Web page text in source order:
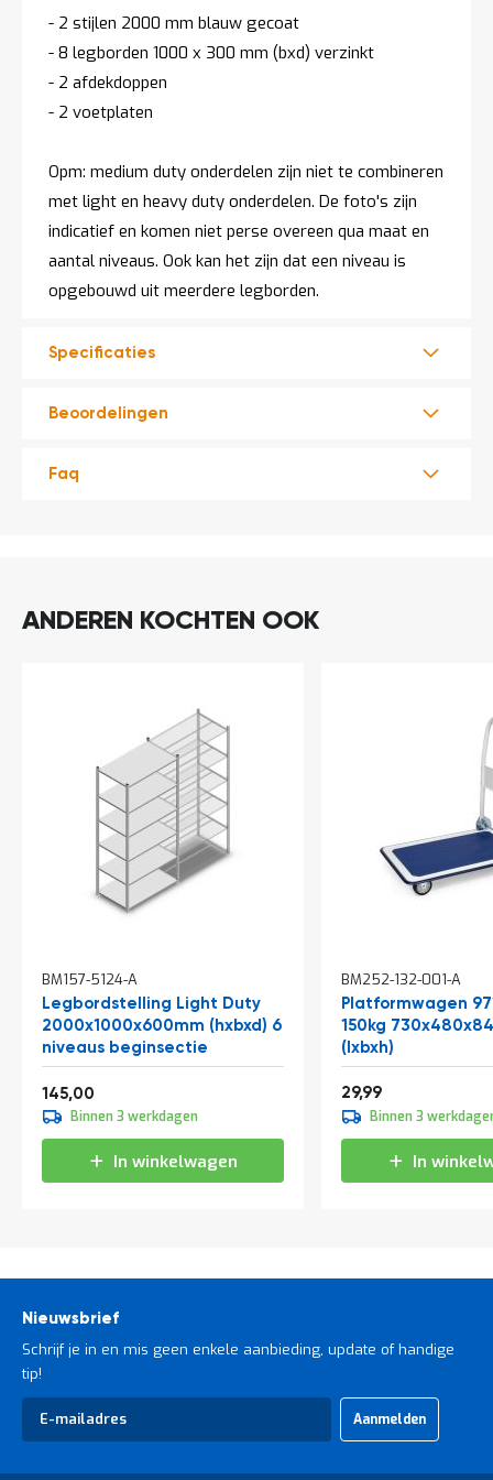
- 2 stijlen 2000 mm blauw gecoat
- 8 legborden 1000 x 300 mm (bxd) verzinkt
- 2 afdekdoppen
- 2 voetplaten
Opm: medium duty onderdelen zijn niet te combineren
met light en heavy duty onderdelen. De foto's zijn
indicatief en komen niet perse overeen qua maat en
aantal niveaus. Ook kan het zijn dat een niveau is
opgebouwd uit meerdere legborden.
Specificaties
Beoordelingen
Faq
ANDEREN KOCHTEN OOK
BM157-5124-A
Legbordstelling Light Duty
2000x1000x600mm (hxbxd) 6
niveaus beginsectie
Vanaf
145,00
Binnen 3 werkdagen
In winkelwagen
BM252-132-001-A
Platformwagen
150kg
(lxbxh)
29,99
winkelwagen
Binnen 3
In
Nieuwsbrief
Schrijf je in en mis geen enkele aanbieding, update of handige
tip!
Abonneer
op
Aanmelden